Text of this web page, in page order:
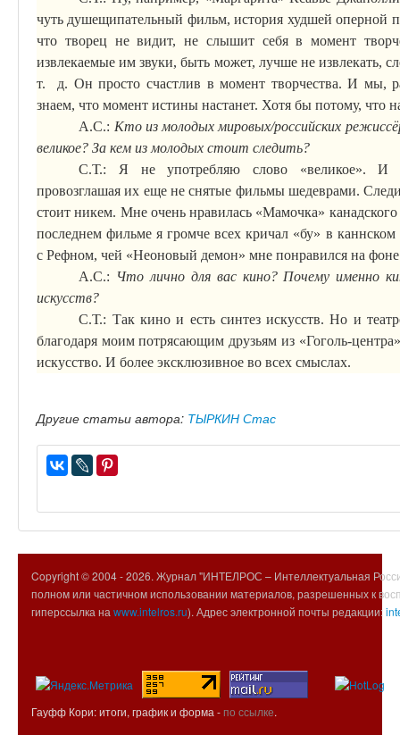
чуть душещипательный фильм, история худшей оперной
что творец не видит, не слышит себя в момент
извлекаемые им звуки, быть может, лучше не извлекать,
т.
д. Он просто счастлив в момент творчества. И мы,
знаем, что момент истины настанет. Хотя бы потому, что
А.С.: Кто из молодых мировых/российских
великое? За кем из молодых стоит следить?
С.Т.: Я не употребляю слово «великое». И
провозглашая их еще не снятые фильмы шедеврами.
стоит никем. Мне очень нравилась «Мамочка» канадского
последнем фильме я громче всех кричал «бу» в каннском
с Рефном, чей «Неоновый демон» мне понравился на фоне
А.С.: Что лично для вас кино? Почему именно
искусств?
С.Т.: Так кино и есть синтез искусств. Но и
благодаря моим потрясающим друзьям из «Гоголь-
искусство. И более эксклюзивное во всех смыслах.
Другие статьи автора: ТЫРКИН Стас
Copyright © 2004 -2026. Журнал "ИНТЕЛРОС – Интеллектуальная
полном или частичном использовании материалов, разрешенных к
гиперссылка на www.intelros.ru). Адрес электронной почты редакции:
Гауфф Кори: итоги, график и форма - по ссылке.